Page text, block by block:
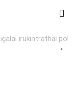
irukintrathai pol